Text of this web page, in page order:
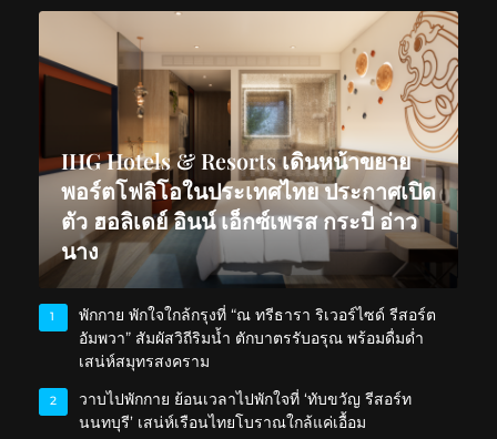
IHG Hotels & Resorts เดินหน้าขยาย
พอร์ตโฟลิโอในประเทศไทย ประกาศเปิด
ตัว ฮอลิเดย์ อินน์ เอ็กซ์เพรส กระบี่ อ่าว
นาง
1
พักกาย พักใจใกล้กรุงที่ “ณ ทรีธารา ริเวอร์ไซด์ รีสอร์ต
อัมพวา” สัมผัสวิถีริมน้ำ ตักบาตรรับอรุณ พร้อมดื่มด่ำ
เสน่ห์สมุทรสงคราม
2
วาบไปพักกาย ย้อนเวลาไปพักใจที่ ‘ทับขวัญ รีสอร์ท
นนทบุรี’ เสน่ห์เรือนไทยโบราณใกล้แค่เอื้อม